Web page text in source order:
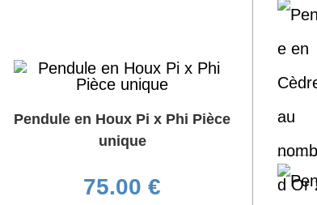
Pendule en Houx Pi x Phi Pièce
unique
75.00€